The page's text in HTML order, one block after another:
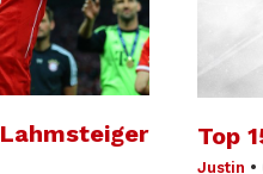
Top
Justin •